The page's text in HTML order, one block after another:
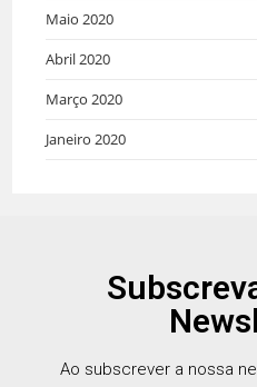
Maio 2020
Abril 2020
Março 2020
Janeiro 2020
Ao subscrever a nossa